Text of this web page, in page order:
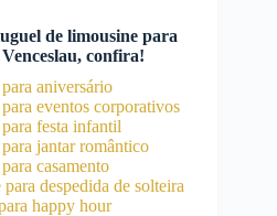
de limousine para
, confira!
aniversário
eventos corporativos
festa infantil
jantar romântico
casamento
despedida de solteira
happy hour